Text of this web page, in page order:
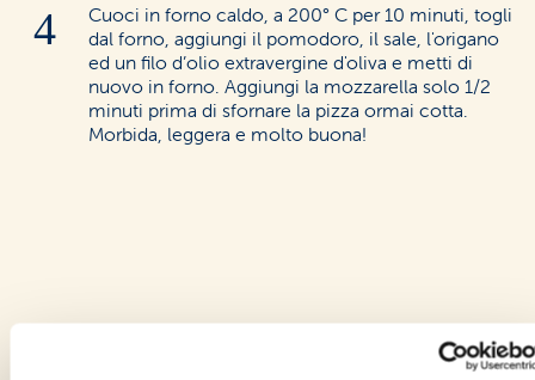
Cuoci in forno caldo, a 200° C per 10 minuti, togli
dal forno, aggiungi il pomodoro, il sale, l'origano
ed un filo d’olio extravergine d'oliva e metti di
nuovo in forno. Aggiungi la mozzarella solo 1/2
minuti prima di sfornare la pizza ormai cotta.
Morbida, leggera e molto buona!
Vedi anche altre nostre